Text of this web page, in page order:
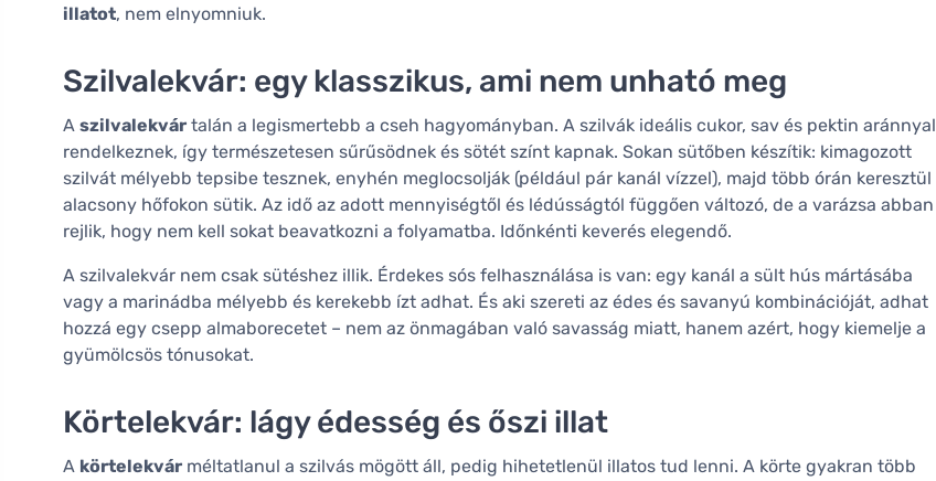
illatot, nem elnyomniuk.
Szilvalekvár: egy klasszikus, ami nem unható meg
A szilvalekvár talán a legismertebb a cseh hagyományban. A szilvák ideális cukor, sav és pektin aránnyal
rendelkeznek, így természetesen sűrűsödnek és sötét színt kapnak. Sokan sütőben készítik: kimagozott
szilvát mélyebb tepsibe tesznek, enyhén meglocsolják (például pár kanál vízzel), majd több órán keresztül
alacsony hőfokon sütik. Az idő az adott mennyiségtől és lédússágtól függően változó, de a varázsa abban
rejlik, hogy nem kell sokat beavatkozni a folyamatba. Időnkénti keverés elegendő.
A szilvalekvár nem csak sütéshez illik. Érdekes sós felhasználása is van: egy kanál a sült hús mártásába
vagy a marinádba mélyebb és kerekebb ízt adhat. És aki szereti az édes és savanyú kombinációját, adhat
hozzá egy csepp almaborecetet – nem az önmagában való savasság miatt, hanem azért, hogy kiemelje a
gyümölcsös tónusokat.
Körtelekvár: lágy édesség és őszi illat
A körtelekvár méltatlanul a szilvás mögött áll, pedig hihetetlenül illatos tud lenni. A körte gyakran több